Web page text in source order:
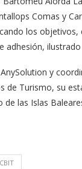
Comas y
los
adhesión,
y
de Turismo, su
las Islas